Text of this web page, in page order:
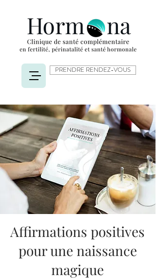
PRENDRE RENDEZ-VOUS
Affirmations positives
pour une naissance
magique